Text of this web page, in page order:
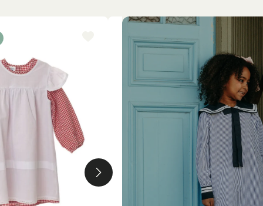
BEST SELLER